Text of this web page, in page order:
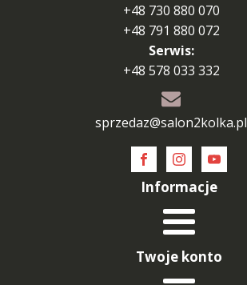
+48 730 880 070
+48 791 880 072
Serwis:
+48 578 033 332
sprzedaz@salon2kolka.pl
Informacje
Twoje konto